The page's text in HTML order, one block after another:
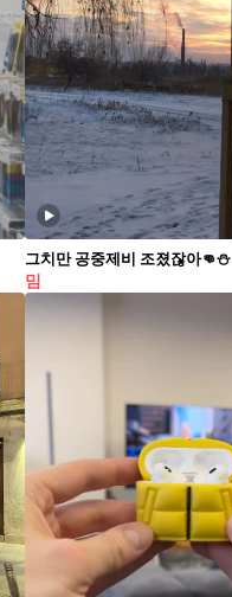
그치만 공중제비 조졌잖아👊⛄️
밈